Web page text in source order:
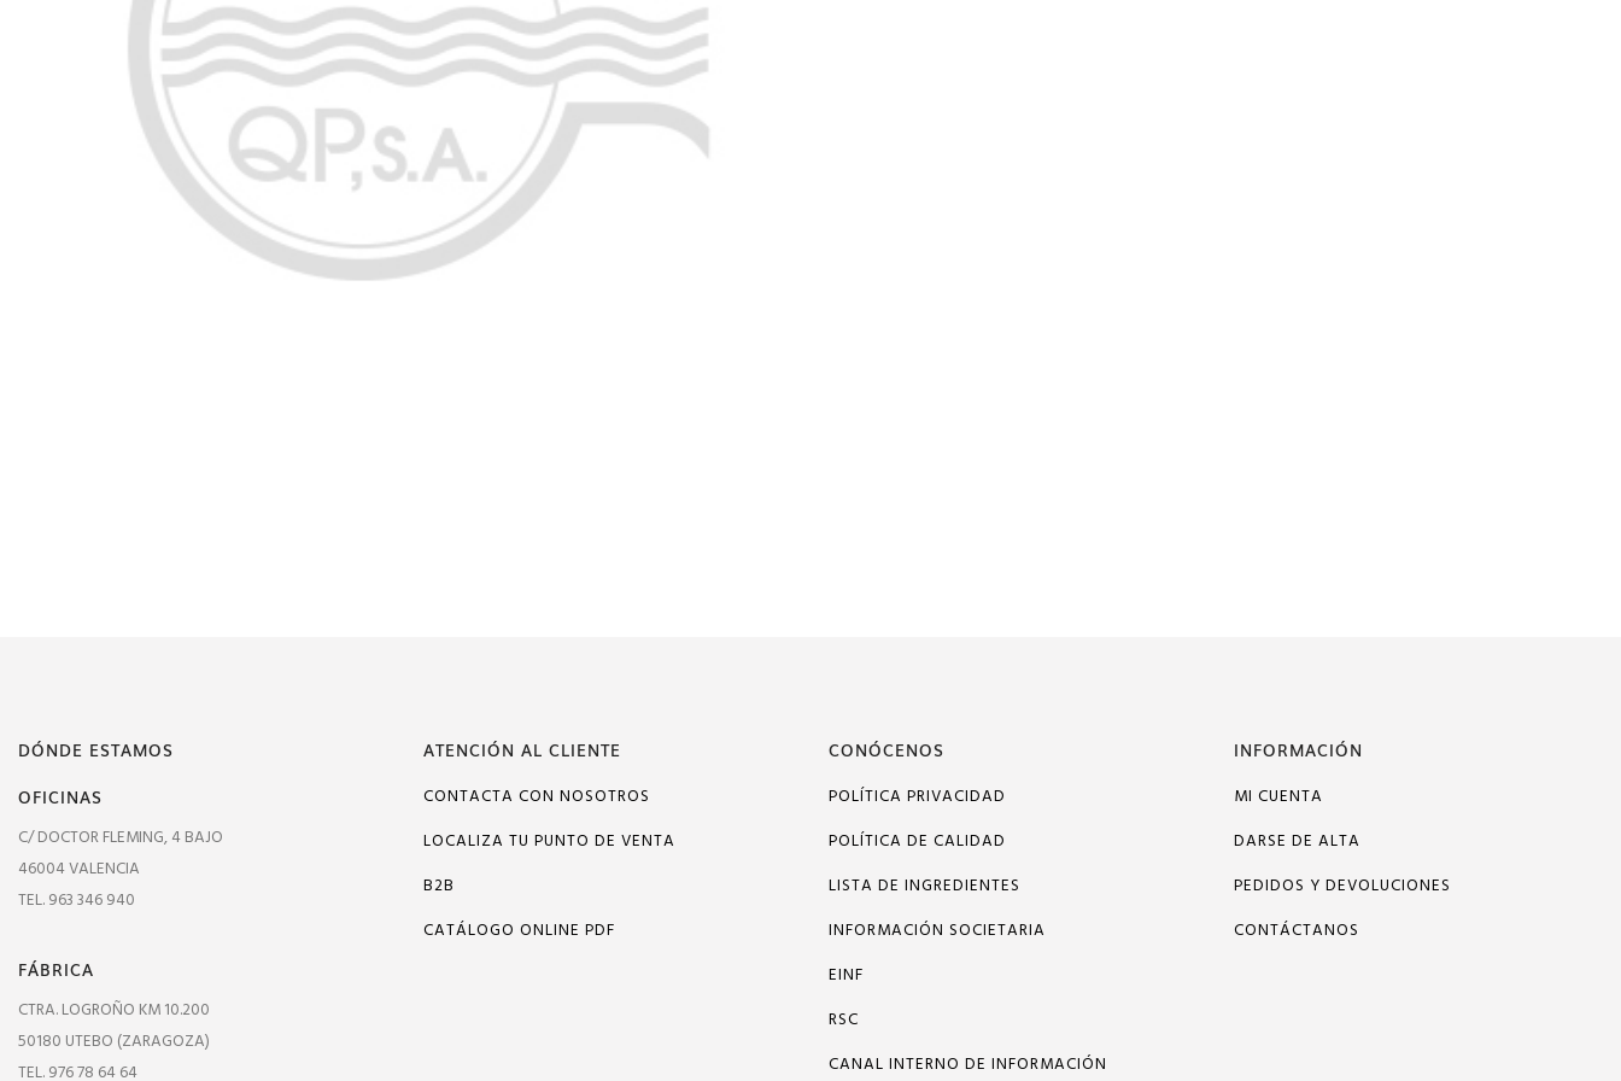
DÓNDE ESTAMOS
OFICINAS
C/ DOCTOR FLEMING, 4 BAJO
46004 VALENCIA
TEL. 963 346 940
FÁBRICA
CTRA. LOGROÑO KM 10.200
50180 UTEBO (ZARAGOZA)
TEL. 976 78 64 64
ATENCIÓN AL CLIENTE
CONTACTA CON NOSOTROS
LOCALIZA TU PUNTO DE VENTA
B2B
CATÁLOGO ONLINE PDF
CONÓCENOS
POLÍTICA PRIVACIDAD
POLÍTICA DE CALIDAD
LISTA DE INGREDIENTES
INFORMACIÓN SOCIETARIA
EINF
RSC
CANAL INTERNO DE INFORMACIÓN
INFORMACIÓN
MI CUENTA
DARSE DE ALTA
PEDIDOS Y DEVOLUCIONES
CONTÁCTANOS